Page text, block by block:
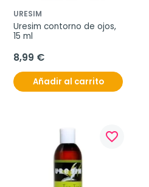
URESIM
Uresim contorno de ojos,
15 ml
8,99 €
Añadir al carrito
favorite_border